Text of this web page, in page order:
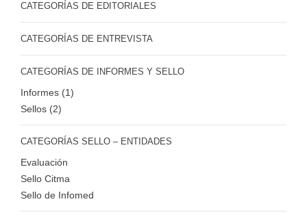
CATEGORÍAS DE EDITORIALES
CATEGORÍAS DE ENTREVISTA
CATEGORÍAS DE INFORMES Y SELLO
Informes (1)
Sellos (2)
CATEGORÍAS SELLO – ENTIDADES
Evaluación
Sello Citma
Sello de Infomed